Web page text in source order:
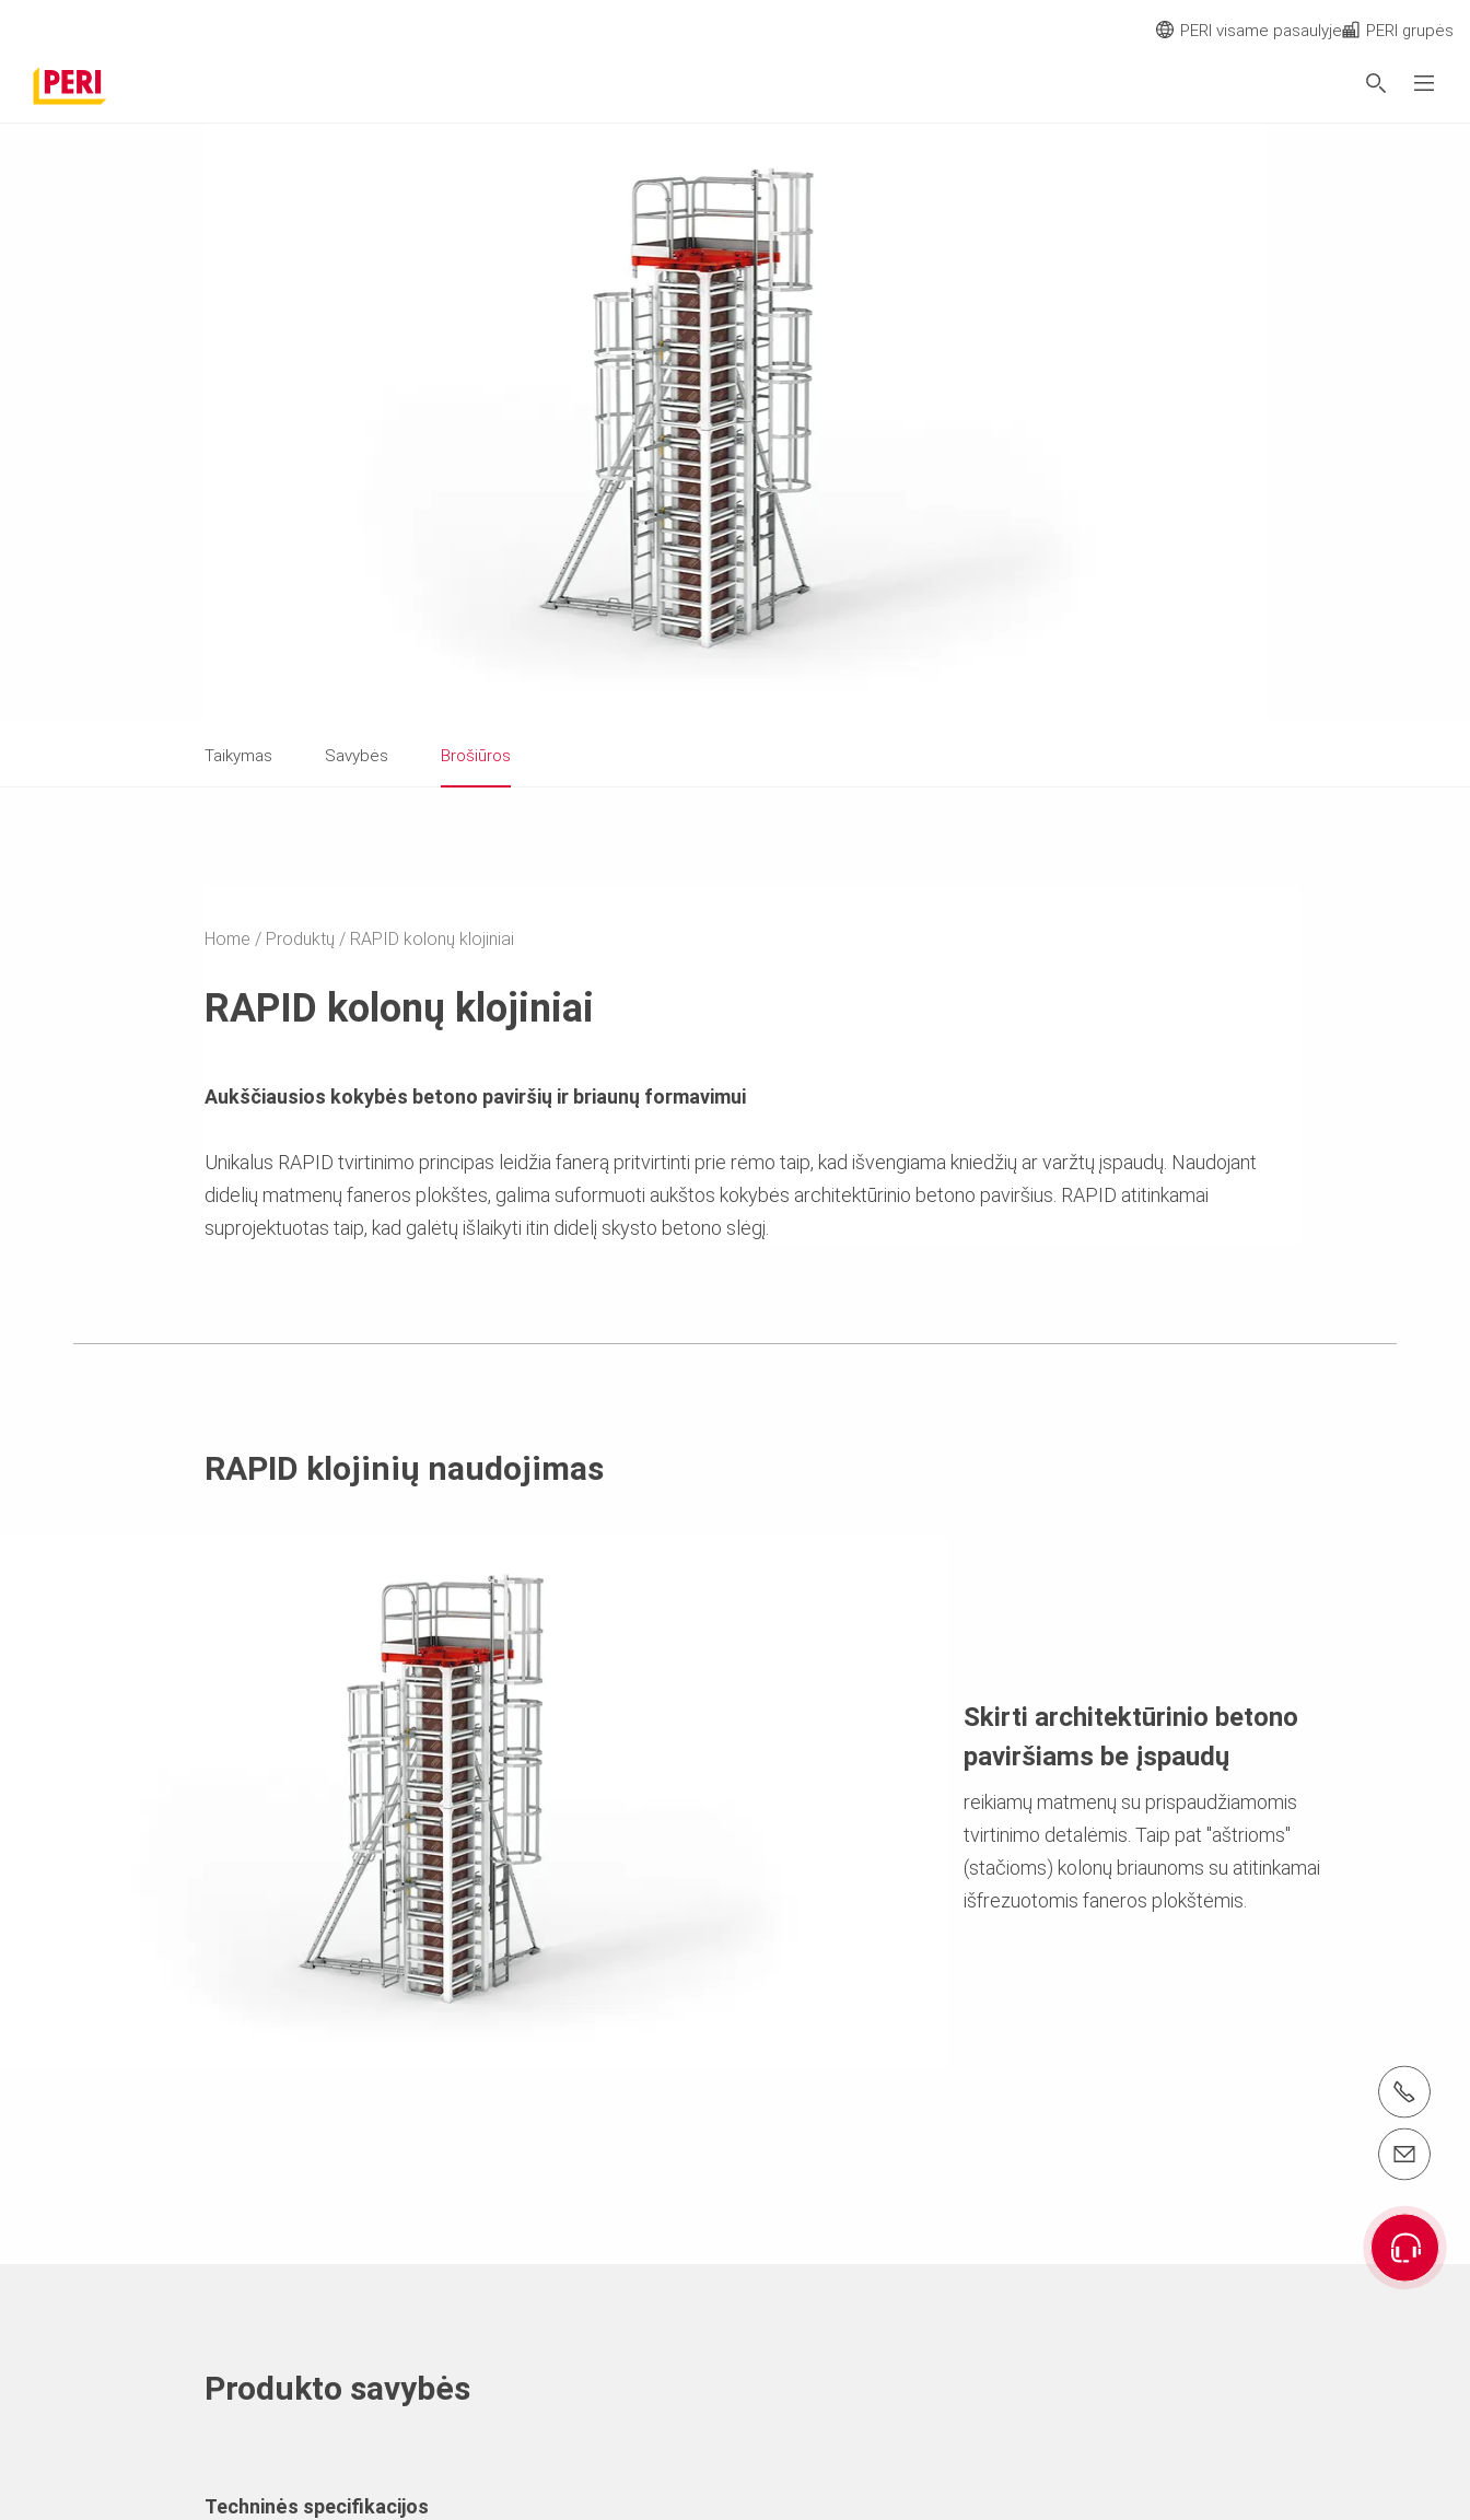
Taikymas Savybės Brošiūros
Home Produktų RAPID kolonų klojiniai
RAPID kolonų klojiniai
Aukščiausios kokybės betono paviršių ir briaunų formavimui
Unikalus RAPID tvirtinimo principas leidžia fanerą pritvirtinti prie rėmo taip, kad išvengiama kniedžių ar varžtų įspaudų. Naudojant
didelių matmenų faneros plokštes, galima suformuoti aukštos kokybės architektūrinio betono paviršius. RAPID atitinkamai
suprojektuotas taip, kad galėtų išlaikyti itin didelį skysto betono slėgį.
RAPID klojinių naudojimas
Skirti architektūrinio betono
paviršiams be įspaudų
reikiamų matmenų su prispaudžiamomis
tvirtinimo detalėmis. Taip pat "aštrioms"
(stačioms) kolonų briaunoms su atitinkamai
išfrezuotomis faneros plokštėmis.
Produkto savybės
Techninės specifikacijos
PERI visame pasaulyje PERI grupės